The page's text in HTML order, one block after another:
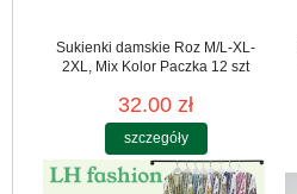
Sukienki damskie Roz M/L-XL-
2XL, Mix Kolor Paczka 12 szt
32.00 zł
szczegóły